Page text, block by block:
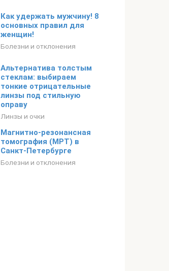
Как удержать мужчину! 8
основных правил для
женщин!
Болезни и отклонения
Альтернатива толстым
стеклам: выбираем
тонкие отрицательные
линзы под стильную
оправу
Линзы и очки
Магнитно-резонансная
томография (МРТ) в
Санкт-Петербурге
Болезни и отклонения